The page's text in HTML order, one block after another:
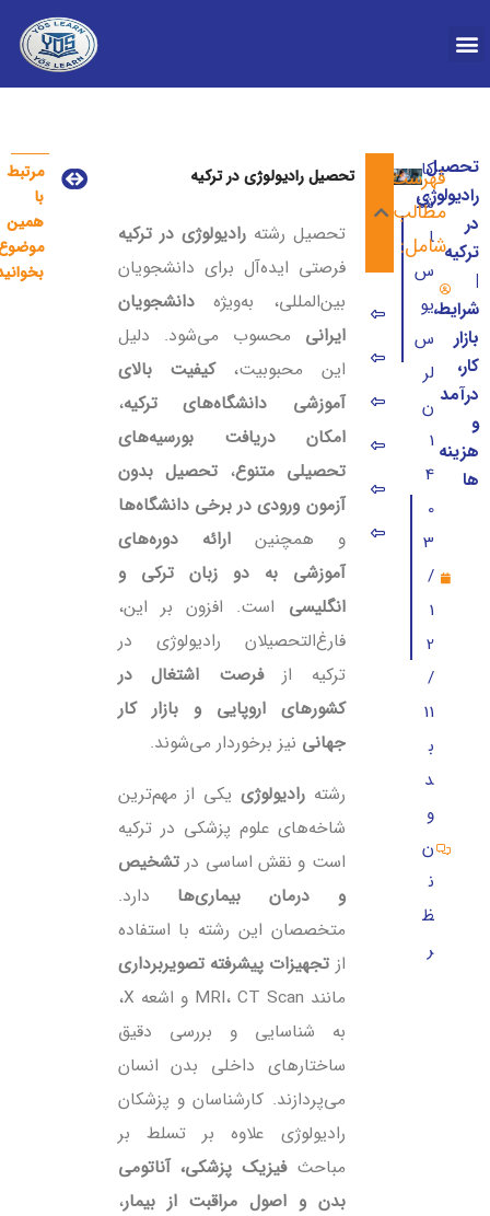
تحصیل
رادیولوژی
در
ترکیه
|
شرایط،
بازار
کار،
درآمد
و
هزینه
ها
کار
شن
ا
س
یو
س
لر
ن
1
4
0
3
/
1
2
/
11
ب
د
و
ن
ن
ظ
ر
فهرست
مطالب
شامل:
شرایط تحصیل در رشته رادیولوژی در ترکیه​
مدارک برای تحصیل رادیولوژی در ترکیه
درباره تخصص رادیولوژی در ترکیه
دروس رشته رادیولوژی در ترکیه
مزایای تحصیل رادیولوژی در ترکیه
دانشگاه‌های ترکیه برای تحصیل رشته رادیولوژی
دانشگاه‌های خصوصی ترکیه ارائه دهنده رشته
بازار کار رادیولوژی در ترکیه
درآمد رادیولوژیست در ترکیه
هزینه تحصیل رادیولوژی در ترکیه
بورسیه رشته رادیولوژی در ترکیه
تحصیل رادیولوژی در ترکیه
تحصیل رشتهرادیولوژی در ترکیه
فرصتی ایده‌آل برای دانشجویان
بین‌المللی، به‌ویژهدانشجویان
ایرانی محسوب می‌شود. دلیل
این محبوبیت،کیفیت بالای
آموزشی دانشگاه‌های ترکیه،
امکان دریافت بورسیه‌های
تحصیلی متنوع،تحصیل بدون
آزمون ورودی در برخی دانشگاه‌ها
و همچنینارائه دوره‌های
آموزشی به دو زبان ترکی و
انگلیسی است. افزون بر این،
فارغ‌التحصیلان رادیولوژی در
ترکیه ازفرصت اشتغال در
کشورهای اروپایی و بازار کار
جهانی نیز برخوردار می‌شوند.
رشته رادیولوژی یکی از مهم‌ترین
شاخه‌های علوم پزشکی در ترکیه
است و نقش اساسی درتشخیص
و درمان بیماری‌ها دارد.
متخصصان این رشته با استفاده
از تجهیزات پیشرفته تصویربرداری
مانند MRI، CT Scan و اشعه X،
به شناسایی و بررسی دقیق
ساختارهای داخلی بدن انسان
می‌پردازند. کارشناسان و پزشکان
رادیولوژی علاوه بر تسلط بر
مباحثفیزیک پزشکی، آناتومی
بدن و اصول مراقبت از بیمار،
مزایا و معایب
اعزام دانشجو به
مرتبط
با
همین